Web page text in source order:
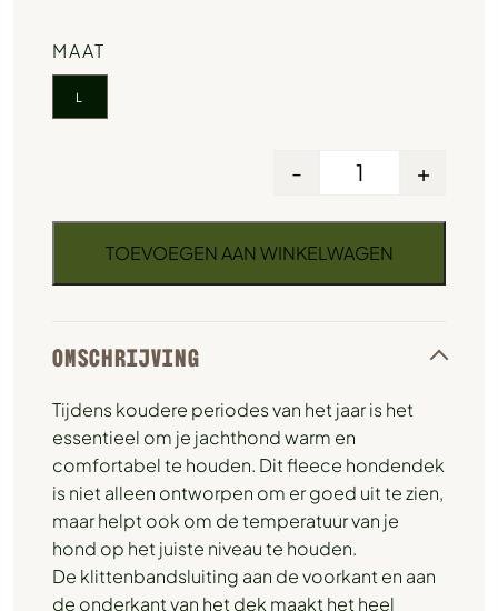
MAAT
L
- +
TOEVOEGEN AAN WINKELWAGEN
OMSCHRIJVING
Tijdens koudere periodes van het jaar is het
essentieel om je jachthond warm en
comfortabel te houden. Dit fleece hondendek
is niet alleen ontworpen om er goed uit te zien,
maar helpt ook om de temperatuur van je
hond op het juiste niveau te houden.
De klittenbandsluiting aan de voorkant en aan
de onderkant van het dek maakt het heel